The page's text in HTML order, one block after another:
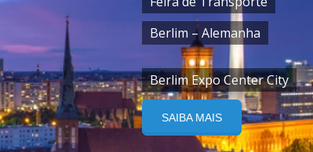
Berlim – Alemanha
Berlim Expo Center City
SAIBA MAIS